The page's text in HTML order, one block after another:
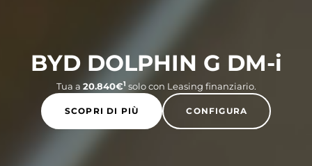
BYD DOLPHIN G DM-i
Tua a 20.840€1 solo con Leasing finanziario.
SCOPRI DI PIÙ CONFIGURA